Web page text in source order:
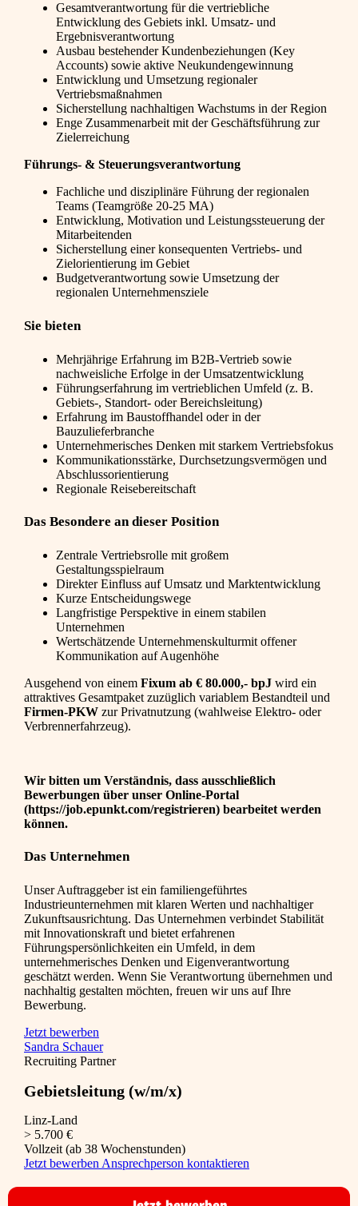
Gesamtverantwortung für die vertriebliche
Entwicklung des Gebiets inkl. Umsatz- und
Ergebnisverantwortung
Ausbau bestehender Kundenbeziehungen (Key
Accounts) sowie aktive Neukundengewinnung
Entwicklung und Umsetzung regionaler
Vertriebsmaßnahmen
Sicherstellung nachhaltigen Wachstums in der Region
Enge Zusammenarbeit mit der Geschäftsführung zur
Zielerreichung
Führungs- & Steuerungsverantwortung
Fachliche und disziplinäre Führung der regionalen
Teams (Teamgröße 20-25 MA)
Entwicklung, Motivation und Leistungssteuerung der
Mitarbeitenden
Sicherstellung einer konsequenten Vertriebs- und
Zielorientierung im Gebiet
Budgetverantwortung sowie Umsetzung der
regionalen Unternehmensziele
Sie bieten
Mehrjährige Erfahrung im B2B-Vertrieb sowie
nachweisliche Erfolge in der Umsatzentwicklung
Führungserfahrung im vertrieblichen Umfeld (z. B.
Gebiets-, Standort- oder Bereichsleitung)
Erfahrung im Baustoffhandel oder in der
Bauzulieferbranche
Unternehmerisches Denken mit starkem Vertriebsfokus
Kommunikationsstärke, Durchsetzungsvermögen und
Abschlussorientierung
Regionale Reisebereitschaft
Das Besondere an dieser Position
Zentrale Vertriebsrolle mit großem
Gestaltungsspielraum
Direkter Einfluss auf Umsatz und Marktentwicklung
Kurze Entscheidungswege
Langfristige Perspektive in einem stabilen
Unternehmen
Wertschätzende Unternehmenskulturmit offener
Kommunikation auf Augenhöhe
Ausgehend von einem Fixum ab € 80.000,- bpJ wird ein
attraktives Gesamtpaket zuzüglich variablem Bestandteil und
Firmen-PKW zur Privatnutzung (wahlweise Elektro- oder
Verbrennerfahrzeug).
Wir bitten um Verständnis, dass ausschließlich
Bewerbungen über unser Online-Portal
(https://job.epunkt.com/registrieren) bearbeitet werden
können.
Das Unternehmen
Unser Auftraggeber ist ein familiengeführtes
Industrieunternehmen mit klaren Werten und nachhaltiger
Zukunftsausrichtung. Das Unternehmen verbindet Stabilität
mit Innovationskraft und bietet erfahrenen
Führungspersönlichkeiten ein Umfeld, in dem
unternehmerisches Denken und Eigenverantwortung
geschätzt werden. Wenn Sie Verantwortung übernehmen und
nachhaltig gestalten möchten, freuen wir uns auf Ihre
Bewerbung.
Jetzt bewerben
Sandra Schauer
Recruiting Partner
Gebietsleitung (w/m/x)
Linz-Land
> 5.700 €
Vollzeit (ab 38 Wochenstunden)
Jetzt bewerben Ansprechperson kontaktieren